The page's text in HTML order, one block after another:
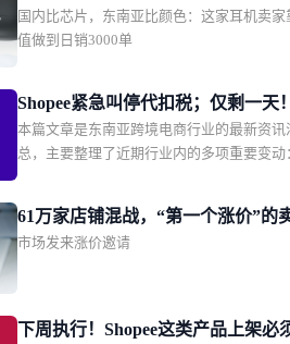
了东南亚年轻人的时尚单品
国内比芯片，东南亚比颜色：这家耳机卖家
值做到日销3000单
Shopee紧急叫停代扣税；仅剩一天
大平台被点名全面下架这款产品；
Shopee新增两大硬核权益
本篇文章是东南亚跨境电商行业的最新资讯
总，主要整理了近期行业内的多项重要变动
税；Shopee 越南站点升级商城、优选及优选
铺权益；越南监管部门要求 Shopee、Lazada
获两批申报不实的走私烟花爆竹等区域监管
61万家店铺混战，“第一个涨价”的
瓜分万亿蛋糕
市场发来涨价邀请
下周执行！Shopee这类产品上架必